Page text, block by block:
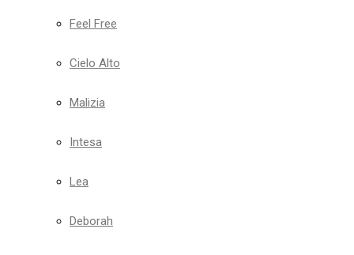
Feel Free
Cielo Alto
Malizia
Intesa
Lea
Deborah